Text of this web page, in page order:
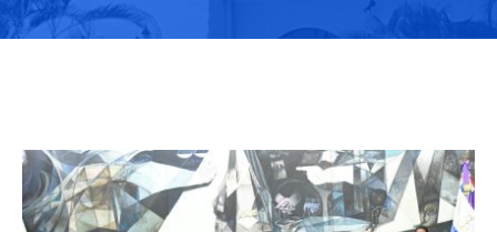
PagePagePagePagePage